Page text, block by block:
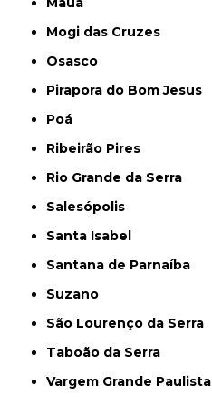
Mogi das Cruzes
Osasco
Pirapora do Bom Jesus
Poá
Ribeirão Pires
Rio Grande da Serra
Salesópolis
Santa Isabel
Santana de Parnaíba
Suzano
São Lourenço da Serra
Taboão da Serra
Vargem Grande Paulista